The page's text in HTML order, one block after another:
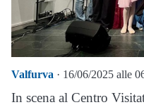
Valfurva · 16/06/2025 alle
In scena al Centro